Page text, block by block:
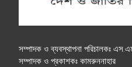
সম্পাদক ও ব্যবস্থাপনা পরিচালকঃ
সম্পাদক ও প্রকাশকঃ কামরুননাহার